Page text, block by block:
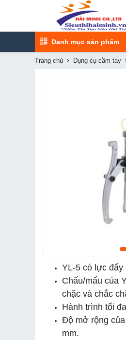
Danh mục sản phẩm
Trang chủ Dụng cụ cầm tay
YL-5 có lực đẩy
Chấu/mấu của
chặc và chắc
Hành trình tối
Độ mở rộng
mm.